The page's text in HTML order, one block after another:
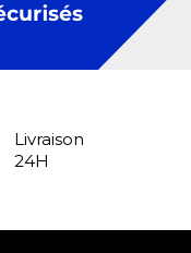
Livraison
24H